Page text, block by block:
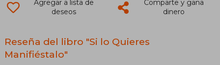
Agregar a lista de
deseos
Comparte y gana
dinero
Reseña del libro "Si lo Quieres
Manifiéstalo"